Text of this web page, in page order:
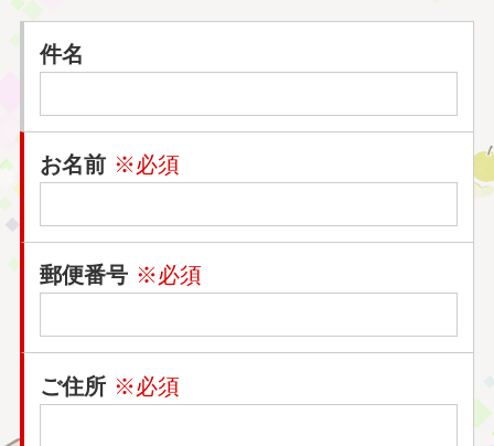
件名
お名前 ※必須
郵便番号 ※必須
ご住所 ※必須